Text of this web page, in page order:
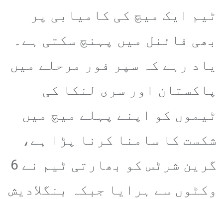
ٹیم ایک میچ کی کامیابی پر
بھی فائنل میں پہنچ سکتی ہے۔
یاد رہے کہ سپر فور مرحلے میں
پاکستان اور سری لنکا کی
ٹیموں کو اپنے پہلے میچ میں
شکست کا سامنا کرنا پڑا ہے،
گرین شرٹس کو بھارتی ٹیم نے 6
وکٹوں سے ہرایا جبکہ بنگلادیش